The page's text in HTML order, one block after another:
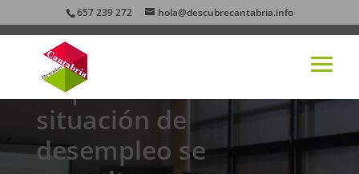
657 239 272 hola@descubrecantabria.info
15 personas en
situación de
desempleo se